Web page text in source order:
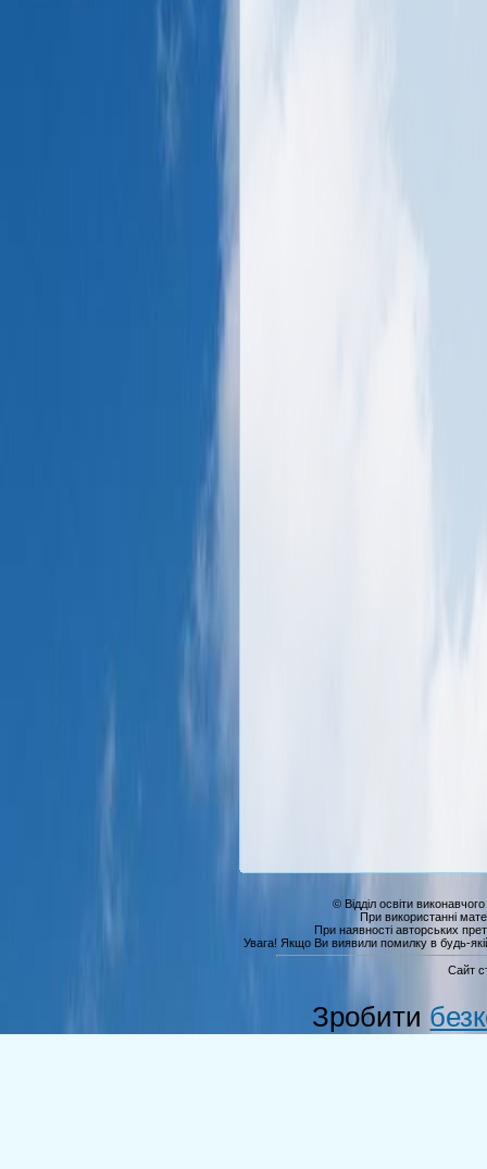
© Відділ освіти
При використанні
При наявності авторських
Увага! Якщо Ви виявили помилку в будь-якій
Сайт
Зробити